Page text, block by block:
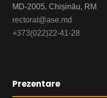
MD-2005, Chișinău, RM
rectorat@ase.md
+373(022)22-41-28
Prezentare